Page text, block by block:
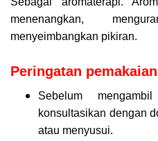
menenangkan,
menyeimbangkan pikiran.
Peringatan pemakaian
Sebelum
konsultasikan dengan
atau menyusui.